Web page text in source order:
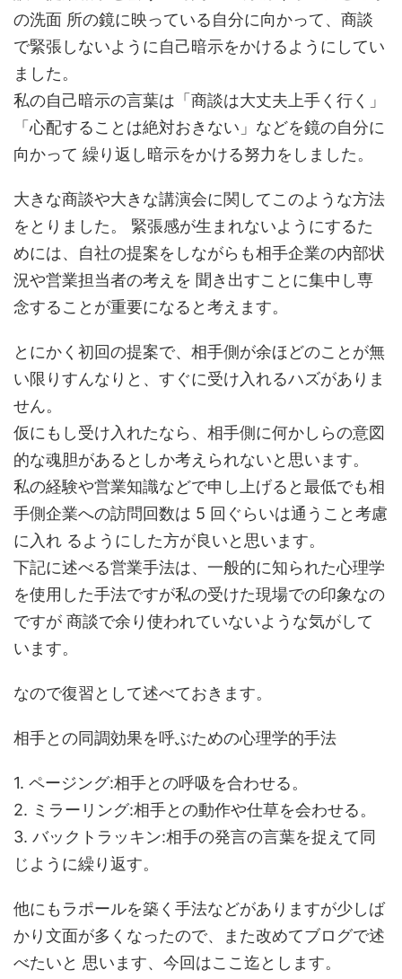
の洗面 所の鏡に映っている自分に向かって、商談
で緊張しないように自己暗示をかけるようにしてい
ました。
私の自己暗示の言葉は「商談は大丈夫上手く行く」
「心配することは絶対おきない」などを鏡の自分に
向かって 繰り返し暗示をかける努力をしました。
大きな商談や大きな講演会に関してこのような方法
をとりました。 緊張感が生まれないようにするた
めには、自社の提案をしながらも相手企業の内部状
況や営業担当者の考えを 聞き出すことに集中し専
念することが重要になると考えます。
とにかく初回の提案で、相手側が余ほどのことが無
い限りすんなりと、すぐに受け入れるハズがありま
せん。
仮にもし受け入れたなら、相手側に何かしらの意図
的な魂胆があるとしか考えられないと思います。
私の経験や営業知識などで申し上げると最低でも相
手側企業への訪問回数は 5 回ぐらいは通うこと考慮
に入れ るようにした方が良いと思います。
下記に述べる営業手法は、一般的に知られた心理学
を使用した手法ですが私の受けた現場での印象なの
ですが 商談で余り使われていないような気がして
います。
なので復習として述べておきます。
相手との同調効果を呼ぶための心理学的手法
1. ページング:相手との呼吸を合わせる。
2. ミラーリング:相手との動作や仕草を会わせる。
3. バックトラッキン:相手の発言の言葉を捉えて同
じように繰り返す。
他にもラポールを築く手法などがありますが少しば
かり文面が多くなったので、また改めてブログで述
べたいと 思います、今回はここ迄とします。